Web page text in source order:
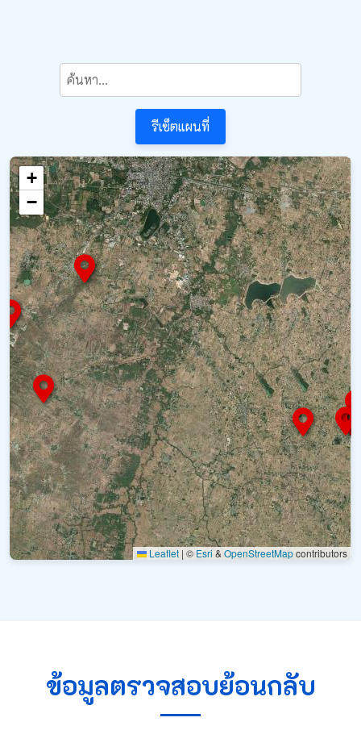
รีเซ็ตแผนที่
+
−
Leaflet | © Esri & OpenStreetMapcontributors
ข้อมูลตรวจสอบย้อนกลับ